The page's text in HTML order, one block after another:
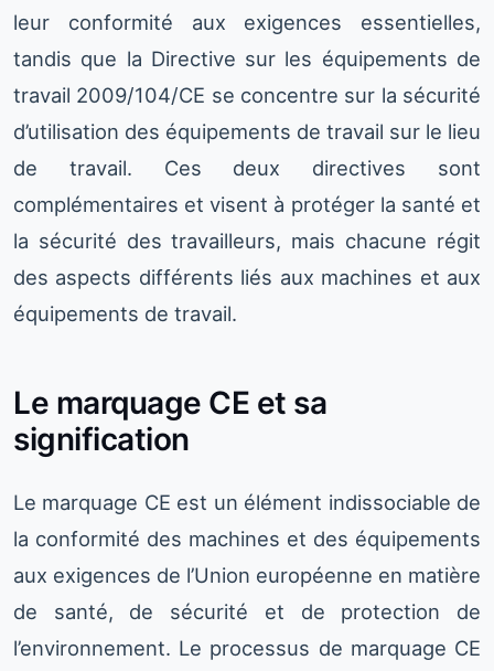
leur conformité aux exigences essentielles,
tandis que la Directive sur les équipements de
travail 2009/104/CE se concentre sur la sécurité
d’utilisation des équipements de travail sur le lieu
de travail. Ces deux directives sont
complémentaires et visent à protéger la santé et
la sécurité des travailleurs, mais chacune régit
des aspects différents liés aux machines et aux
équipements de travail.
Le marquage CE et sa
signification
Le marquage CE est un élément indissociable de
la conformité des machines et des équipements
aux exigences de l’Union européenne en matière
de santé, de sécurité et de protection de
l’environnement. Le processus de marquage CE